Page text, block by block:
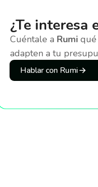
¿Te interesa
Cuéntale a Rumi qué
adapten a tu
Hablar con Rumi